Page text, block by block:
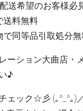
送希望のお客様必
送料無料
で同等品引取処分
ーション大曲店・
♪
ェック☆彡 (｡^_^｡)